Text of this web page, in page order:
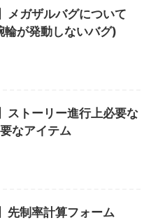
メガザルバグについて
輪が発動しないバグ)
ストーリー進行上必要な
なアイテム
先制率計算フォーム